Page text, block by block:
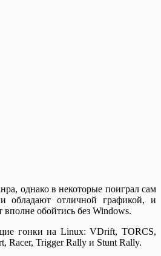
однако в некоторые поиграл сам
обладают отличной графикой, и
обойтись без Windows.
гонки на Linux: VDrift, TORCS,
Racer, Trigger Rally и Stunt Rally.